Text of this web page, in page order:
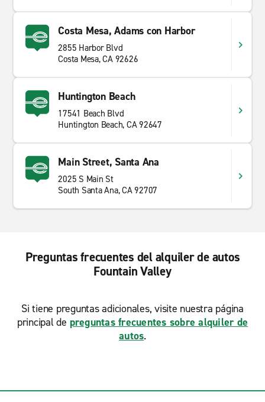
Costa Mesa, Adams con Harbor
2855 Harbor Blvd
Costa Mesa, CA 92626
Huntington Beach
17541 Beach Blvd
Huntington Beach, CA 92647
Main Street, Santa Ana
2025 S Main St
South Santa Ana, CA 92707
Preguntas frecuentes del alquiler de autos
Fountain Valley
Si tiene preguntas adicionales, visite nuestra página
principal de preguntas frecuentes sobre alquiler de
autos.